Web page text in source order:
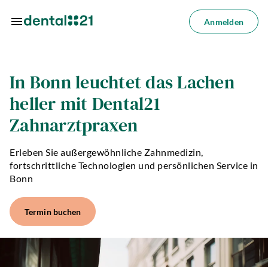
Anmelden
Über
uns
In Bonn leuchtet das Lachen
heller mit Dental21
Zahnarztpraxen
Erleben Sie außergewöhnliche Zahnmedizin,
fortschrittliche Technologien und persönlichen Service in
Bonn
Termin buchen